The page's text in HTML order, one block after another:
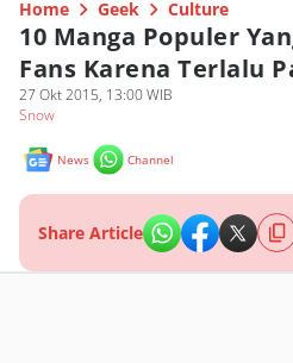
Home Geek Culture
10 Manga Populer
Fans Karena Terlalu
27 Okt 2015, 13:00 WIB
Snow
News Channel
Share Article